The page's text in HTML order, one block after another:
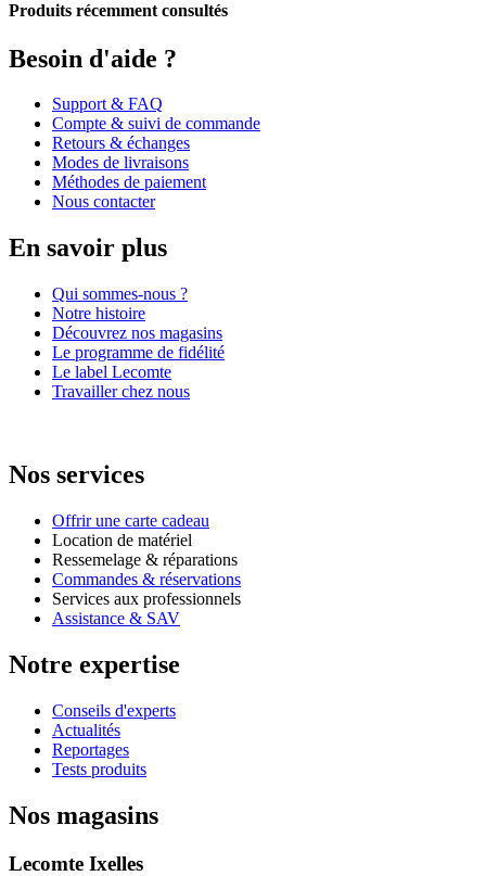
Produits récemment consultés
Besoin d'aide ?
Support & FAQ
Compte & suivi de commande
Retours & échanges
Modes de livraisons
Méthodes de paiement
Nous contacter
En savoir plus
Qui sommes-nous ?
Notre histoire
Découvrez nos magasins
Le programme de fidélité
Le label Lecomte
Travailler chez nous
Nos services
Offrir une carte cadeau
Location de matériel
Ressemelage & réparations
Commandes & réservations
Services aux professionnels
Assistance & SAV
Notre expertise
Conseils d'experts
Actualités
Reportages
Tests produits
Nos magasins
Lecomte Ixelles